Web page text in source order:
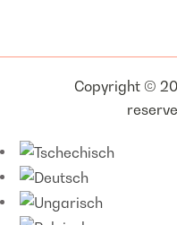
Copyright ©